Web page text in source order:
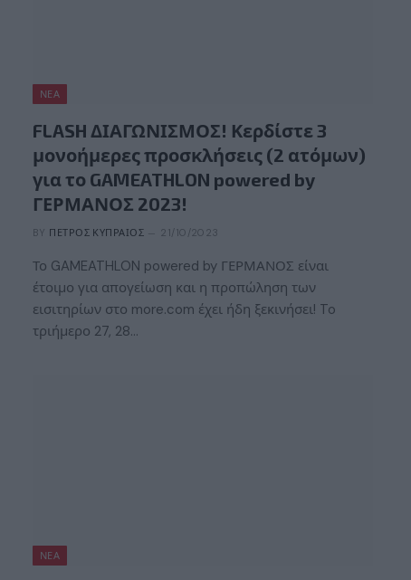
ΝΈΑ
FLASH ΔΙΑΓΩΝΙΣΜΟΣ! Κερδίστε 3
μονοήμερες προσκλήσεις (2 ατόμων)
για το GAMEATHLON powered by
ΓΕΡΜΑΝΟΣ 2023!
BY ΠΈΤΡΟΣ ΚΥΠΡΑΊΟΣ 21/10/2023
Το GAMEATHLON powered by ΓΕΡΜΑΝΟΣ είναι
έτοιμο για απογείωση και η προπώληση των
εισιτηρίων στο more.com έχει ήδη ξεκινήσει! To
τριήμερο 27, 28…
ΝΈΑ